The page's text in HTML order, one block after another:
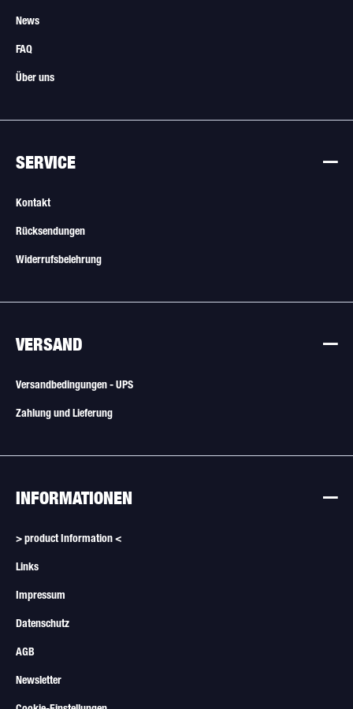
News
FAQ
Über uns
SERVICE
Kontakt
Rücksendungen
Widerrufsbelehrung
VERSAND
Versandbedingungen - UPS
Zahlung und Lieferung
INFORMATIONEN
> product Information <
Links
Impressum
Datenschutz
AGB
Newsletter